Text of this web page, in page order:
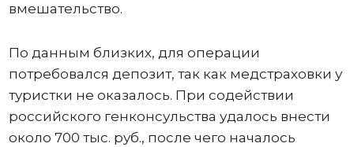
вмешательство.
По данным близких, для операции
потребовался депозит, так как медстраховки у
туристки не оказалось. При содействии
российского генконсульства удалось внести
около 700 тыс. руб., после чего началось